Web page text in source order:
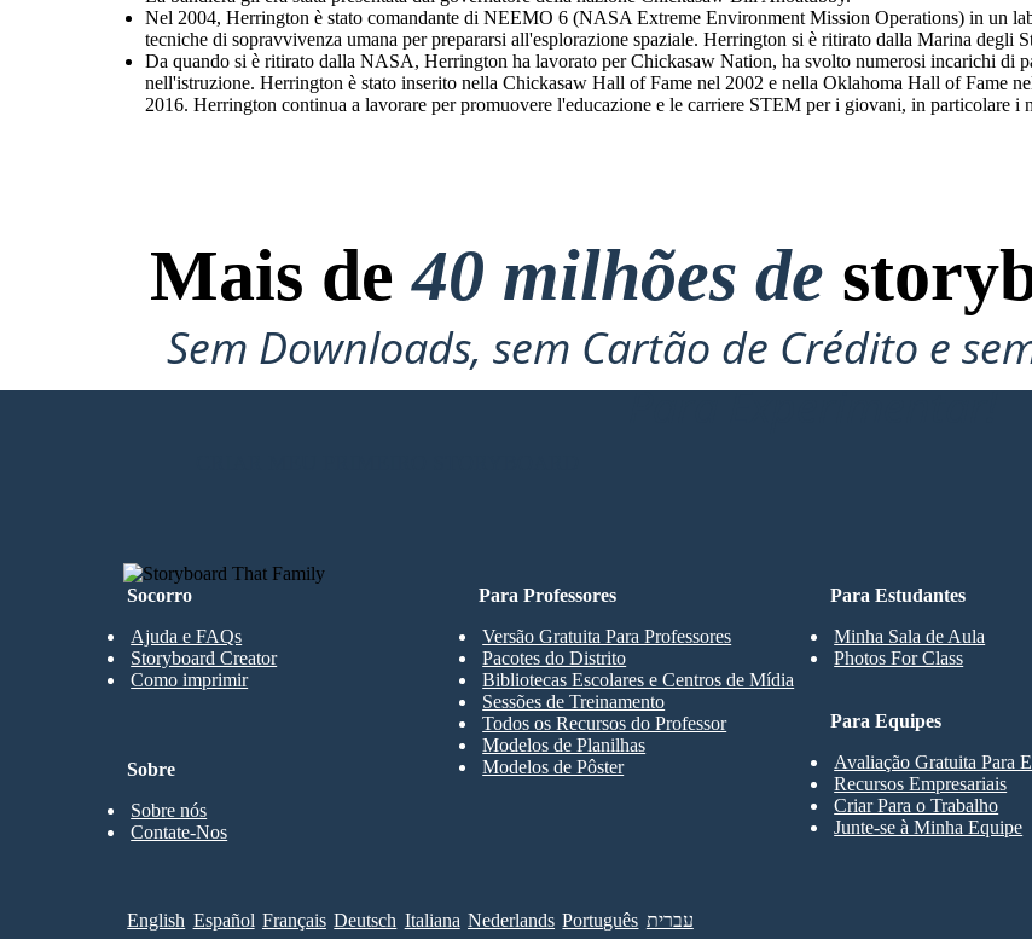
Nel 2004, Herrington è stato comandante di NEEMO 6 (NASA Extreme Environment Mission Operations) in un
tecniche di sopravvivenza umana per prepararsi all'esplorazione spaziale. Herrington si è ritirato dalla Marina degli
Da quando si è ritirato dalla NASA, Herrington ha lavorato per Chickasaw Nation, ha svolto numerosi incarichi di
nell'istruzione. Herrington è stato inserito nella Chickasaw Hall of Fame nel 2002 e nella Oklahoma Hall of Fame
2016. Herrington continua a lavorare per promuovere l'educazione e le carriere STEM per i giovani, in particolare i
Mais de40 milhões de
Sem Downloads, sem Cartão de Crédito e
Para Experimentar!
Socorro
Ajuda e FAQs
Storyboard Creator
Como imprimir
Para Estudantes
Minha Sala de Aula
Photos For Class
Para Professores
Versão Gratuita Para Professores
Pacotes do Distrito
Bibliotecas Escolares e Centros de Mídia
Sessões de Treinamento
Todos os Recursos do Professor
Modelos de Planilhas
Modelos de Pôster
Para Equipes
Avaliação Gratuita Para
Recursos Empresariais
Criar Para o Trabalho
Junte-se à Minha Equipe
Sobre
Sobre nós
Contate-Nos
English Español Français Deutsch Italiana Nederlands Português עברית